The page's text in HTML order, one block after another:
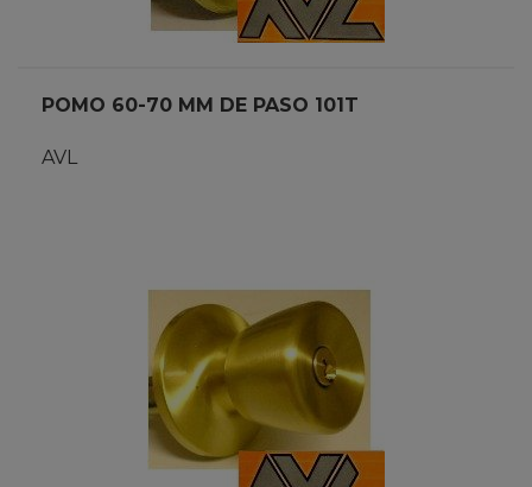
POMO 60-70 MM DE PASO 101T
AVL